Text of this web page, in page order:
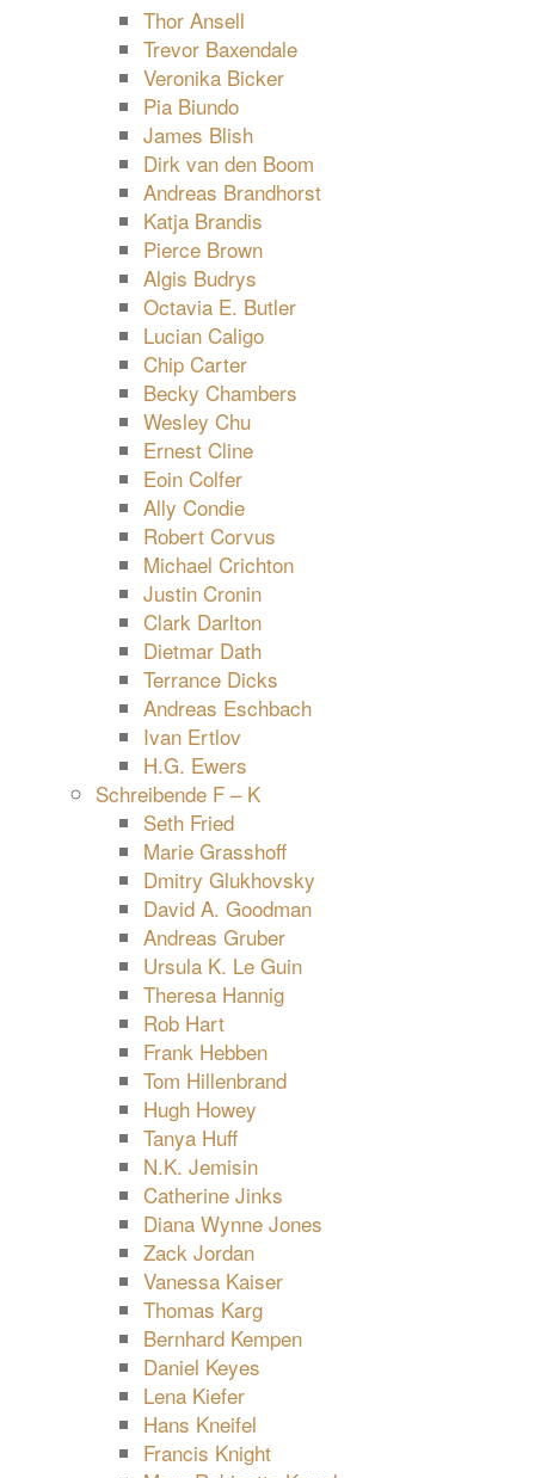
Thor Ansell
Trevor Baxendale
Veronika Bicker
Pia Biundo
James Blish
Dirk van den Boom
Andreas Brandhorst
Katja Brandis
Pierce Brown
Algis Budrys
Octavia E. Butler
Lucian Caligo
Chip Carter
Becky Chambers
Wesley Chu
Ernest Cline
Eoin Colfer
Ally Condie
Robert Corvus
Michael Crichton
Justin Cronin
Clark Darlton
Dietmar Dath
Terrance Dicks
Andreas Eschbach
Ivan Ertlov
H.G. Ewers
Schreibende F – K
Seth Fried
Marie Grasshoff
Dmitry Glukhovsky
David A. Goodman
Andreas Gruber
Ursula K. Le Guin
Theresa Hannig
Rob Hart
Frank Hebben
Tom Hillenbrand
Hugh Howey
Tanya Huff
N.K. Jemisin
Catherine Jinks
Diana Wynne Jones
Zack Jordan
Vanessa Kaiser
Thomas Karg
Bernhard Kempen
Daniel Keyes
Lena Kiefer
Hans Kneifel
Francis Knight